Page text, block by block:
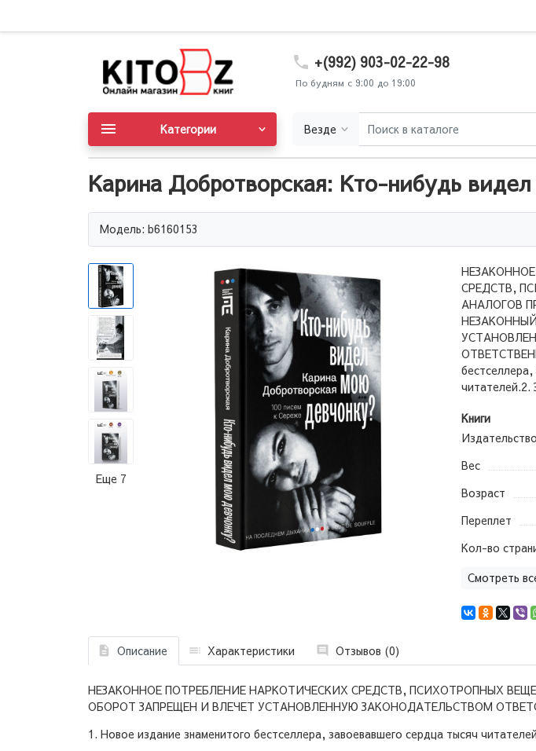
+(992) 903-02-22-98
По будням с 9:00 до 19:00
Везде
Категории
Карина Добротворская: Кто-нибудь
Модель: b6160153
Еще 7
СРЕДСТВ,
АНАЛОГОВ
читателей.2.
Книги
Издательство
Вес
Возраст
Переплет
Кол-во
Смотреть
Описание Характеристики Отзывов (0)
НЕЗАКОННОЕ ПОТРЕБЛЕНИЕ НАРКОТИЧЕСКИХ СРЕДСТВ, ПСИХОТРОПНЫХ
ОБОРОТ ЗАПРЕЩЕН И ВЛЕЧЕТ УСТАНОВЛЕННУЮ ЗАКОНОДАТЕЛЬСТВОМ
1. Новое издание знаменитого бестселлера, завоевавшего сердца тысяч